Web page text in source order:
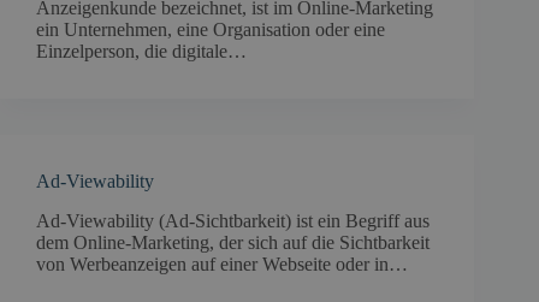
Anzeigenkunde bezeichnet, ist im Online-Marketing
ein Unternehmen, eine Organisation oder eine
Einzelperson, die digitale…
Ad-Viewability
Ad-Viewability (Ad-Sichtbarkeit) ist ein Begriff aus
dem Online-Marketing, der sich auf die Sichtbarkeit
von Werbeanzeigen auf einer Webseite oder in…